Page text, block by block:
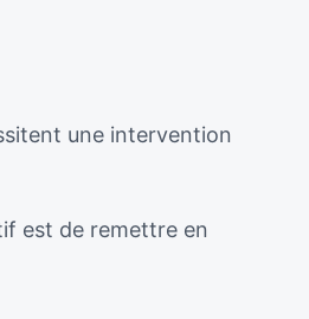
une intervention
est de remettre en